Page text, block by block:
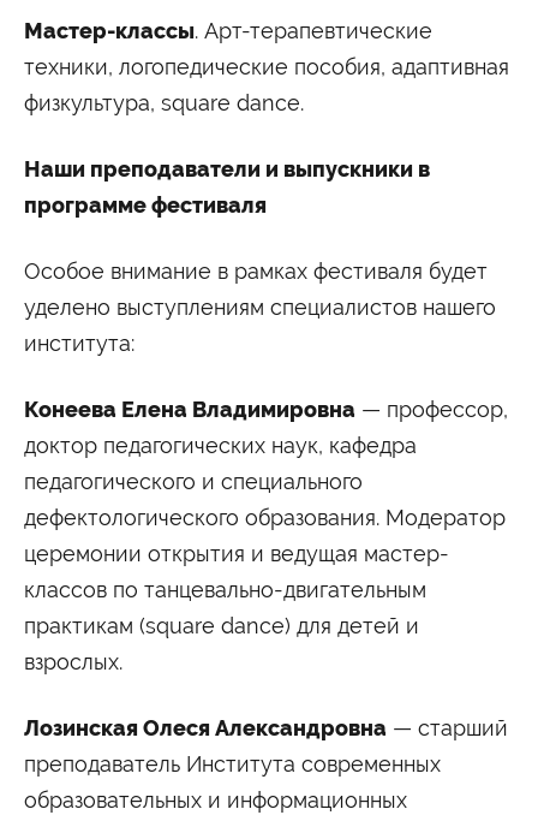
Мастер-классы. Арт-терапевтические
техники, логопедические пособия, адаптивная
физкультура, square dance.
Наши преподаватели и выпускники в
программе фестиваля
Особое внимание в рамках фестиваля будет
уделено выступлениям специалистов нашего
института:
Конеева Елена Владимировна — профессор,
доктор педагогических наук, кафедра
педагогического и специального
дефектологического образования. Модератор
церемонии открытия и ведущая мастер-
классов по танцевально-двигательным
практикам (square dance) для детей и
взрослых.
Лозинская Олеся Александровна — старший
преподаватель Института современных
образовательных и информационных